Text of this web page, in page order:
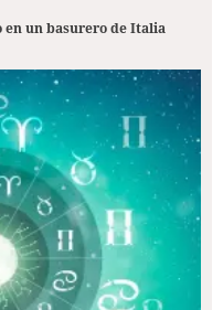
un basurero de Italia